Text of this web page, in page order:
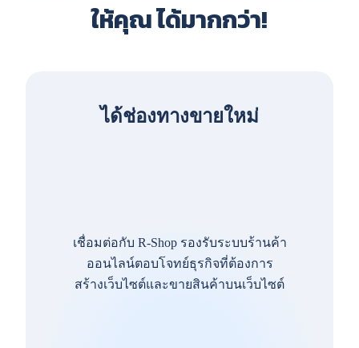
ให้คุณ ได้มากกว่า!
ได้ช่องทางขายใหม่
เชื่อมต่อกับ R-Shop รองรับระบบร้านค้า
ออนไลน์ตอบโจทย์ธุรกิจที่ต้องการ
สร้างเว็บไซต์และขายสินค้าบนเว็บไซต์